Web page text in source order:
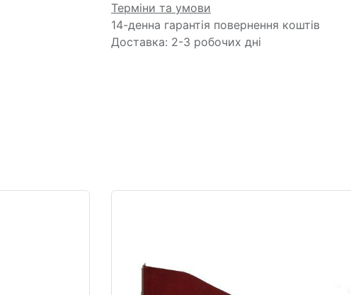
Терміни та умови
14-денна гарантія повернення коштів
Доставка: 2-3 робочих дні